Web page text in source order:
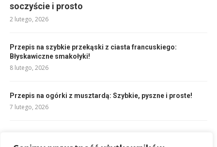
soczyście i prosto
2 lutego, 2026
Przepis na szybkie przekąski z ciasta francuskiego:
Błyskawiczne smakołyki!
8 lutego, 2026
Przepis na ogórki z musztardą: Szybkie, pyszne i proste!
7 lutego, 2026